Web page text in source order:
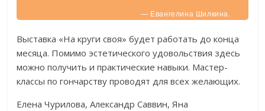
— Евангелина Шилкина.
Выставка «На круги своя» будет работать до конца
месяца. Помимо эстетического удовольствия здесь
можно получить и практические навыки. Мастер-
классы по гончарству проводят для всех желающих.
Елена Чурилова, Александр Саввин, Яна